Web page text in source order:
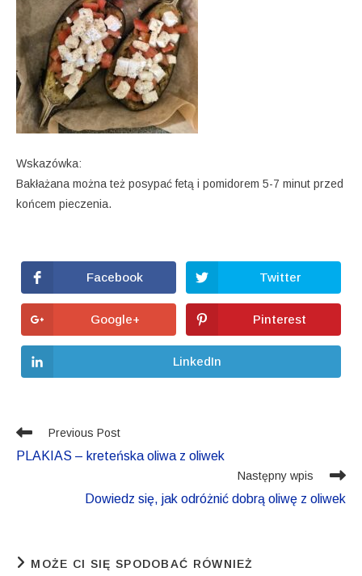
Wskazówka:
Bakłażana można też posypać fetą i pomidorem 5-7 minut przed
końcem pieczenia.
Opens
in
a
new
window
Facebook
Opens
in
a
new
window
Twitter
Opens
in
a
Google+
Opens
in
a
Pinterest
Opens
in
LinkedIn
Read more articles
Previous Post
PLAKIAS – kreteńska oliwa z oliwek
Następny wpis
Dowiedz się, jak odróżnić dobrą oliwę z oliwek
MOŻE CI SIĘ SPODOBAĆ RÓWNIEŻ